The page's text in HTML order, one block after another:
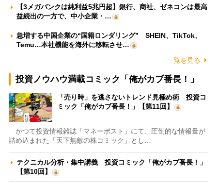
【3メガバンクは純利益5兆円超】銀行、商社、ゼネコンは最高
益続出の一方で、中小企業・…
急増する中国企業の“国籍ロンダリング” SHEIN、TikTok、
Temu…本社機能を海外に移転させ…
一覧を見る
投資ノウハウ満載コミック「俺がカブ番長！」
「売り時」を逃さないトレンド見極め術 投資コ
ミック「俺がカブ番長！」【第11回】
かつて投資情報雑誌「マネーポスト」にて、圧倒的な情報量が
詰め込まれた「天下無敵の株コミック」とし…
テクニカル分析・集中講義 投資コミック「俺がカブ番長！」
【第10回】